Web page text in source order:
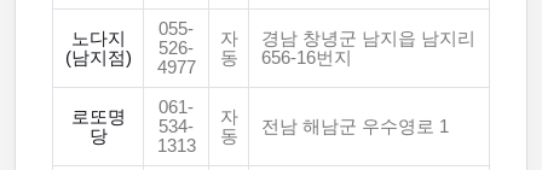
노다지
(남지점)
055-
526-
4977
자
동
경남 창녕군 남지읍 남지리
656-16번지
로또명
당
061-
534-
1313
자
동
전남 해남군 우수영로 1